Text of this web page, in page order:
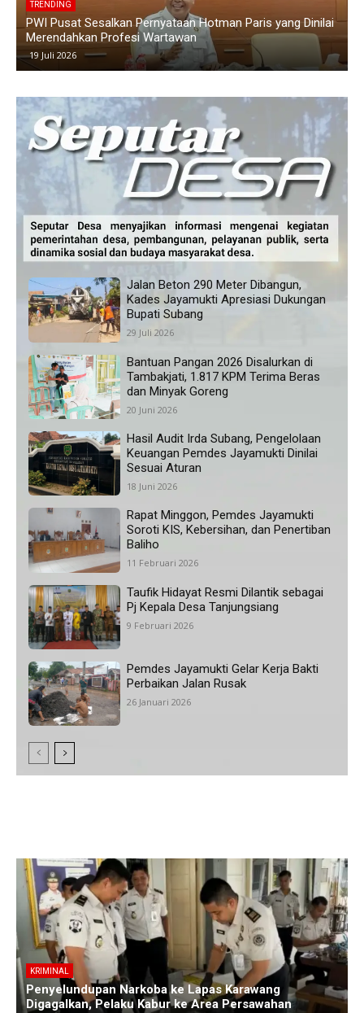
TRENDING
Polemik Siswa Tidak Naik Kelas di SMAN 1 Blanakan
Memanas, Wali Murid Tuding Sekolah Tidak Transparan
24 Juni 2026
Jalan Beton 290 Meter Dibangun,
Kades Jayamukti Apresiasi Dukungan
Bupati Subang
29 Juli 2026
Bantuan Pangan 2026 Disalurkan di
Tambakjati, 1.817 KPM Terima Beras
dan Minyak Goreng
20 Juni 2026
Hasil Audit Irda Subang, Pengelolaan
Keuangan Pemdes Jayamukti Dinilai
Sesuai Aturan
18 Juni 2026
Rapat Minggon, Pemdes Jayamukti
Soroti KIS, Kebersihan, dan Penertiban
Baliho
11 Februari 2026
Taufik Hidayat Resmi Dilantik sebagai
Pj Kepala Desa Tanjungsiang
9 Februari 2026
Pemdes Jayamukti Gelar Kerja Bakti
Perbaikan Jalan Rusak
26 Januari 2026
KRIMINAL
Polres Subang Ungkap Kasus Curas Sadis di Ciasem,
Pelaku Bacok Korban hingga Luka Parah